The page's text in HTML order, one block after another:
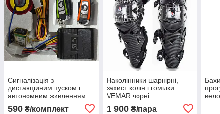
Сигналізація з
дистанційним пуском і
автономним живленням
590 ₴/комплект
Наколінники шарнірні,
захист колін і гомілки
VEMAR чорні.
1 900₴/пара